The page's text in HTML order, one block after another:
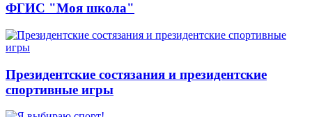
ФГИС "Моя школа"
Президентские состязания и президентские
спортивные игры